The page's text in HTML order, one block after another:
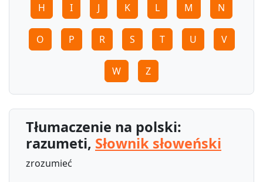
H I J K L M N
O P R S T U V
W Z
Tłumaczenie na polski:
razumeti, Słownik słoweński
zrozumieć